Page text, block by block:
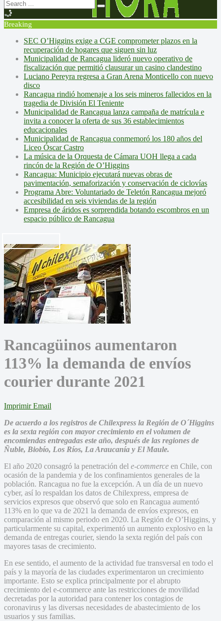
Breaking
SEC O’Higgins exige a CGE comprometer plazos en la
recuperación de hogares que siguen sin luz
Municipalidad de Rancagua lideró nuevo operativo de
fiscalización que permitió clausurar un casino clandestino
Luciano Pereyra regresa a Gran Arena Monticello con nuevo
disco
Rancagua rindió homenaje a los seis mineros fallecidos en la
tragedia de División El Teniente
Municipalidad de Rancagua lanza campaña de matrícula e
invita a conocer la oferta de sus 36 establecimientos
educacionales
Municipalidad de Rancagua conmemoró los 180 años del
Liceo Óscar Castro
La música de la Orquesta de Cámara UOH llega a cada
rincón de la Región de O’Higgins
Rancagua: Municipio ejecutará nuevas obras de
pavimentación, semaforización y conservación de ciclovías
Programa Abre: Voluntariado de Teletón Rancagua mejoró
accesibilidad en seis viviendas de la región
Empresa de áridos es sorprendida botando escombros en un
espacio público de Rancagua
Rancagüinos aumentaron
113% la demanda de envíos
courier durante 2021
Imprimir Email
De acuerdo a los registros de Chilexpress la Región de O´Higgins
es la sexta región con mayor crecimiento en el volumen de
encomiendas entregadas este año, después de las regiones de
Ñuble, Biobío, Los Ríos, La Araucanía y El Maule.
El año 2020 consagró la penetración del e-commerce en Chile, con
ocasión de la pandemia y de los confinamientos generales de la
población. Rancagua no fue la excepción. A un día de un nuevo
cyber, así lo respaldan los datos de Chilexpress, empresa de
servicios expresos que observó que solo en Rancagua aumentó
113% en lo que va de 2021 la demanda de envíos expresos, en
comparación al mismo periodo en 2020. La Región de O’Higgins, y
particularmente su capital, experimentó un aumento explosivo en la
demanda de entregas courier, siendo la sexta región del país con
mayores tasas de crecimiento.
En ese sentido, el aumento de la actividad fue transversal en todo el
país y la mayoría de las ciudades experimentaron un crecimiento
importante. Esto se explica principalmente por el abrupto
crecimiento del e-commerce ante las restricciones de movilidad
decretadas por la autoridad para contener los contagios de
coronavirus y las diversas necesidades de abastecimiento de los
usuarios y sus familias.